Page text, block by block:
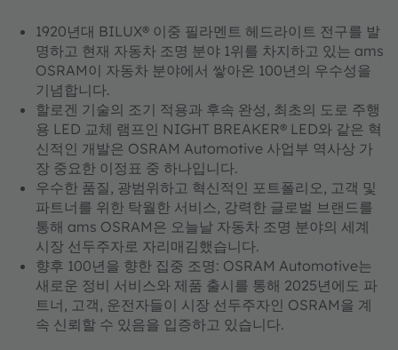
1920년대 BILUX® 이중 필라멘트 헤드라이트 전구를 발
명하고 현재 자동차 조명 분야 1위를 차지하고 있는 ams
OSRAM이 자동차 분야에서 쌓아온 100년의 우수성을
기념합니다.
할로겐 기술의 조기 적용과 후속 완성, 최초의 도로 주행
용 LED 교체 램프인 NIGHT BREAKER® LED와 같은 혁
신적인 개발은 OSRAM Automotive 사업부 역사상 가
장 중요한 이정표 중 하나입니다.
우수한 품질, 광범위하고 혁신적인 포트폴리오, 고객 및
파트너를 위한 탁월한 서비스, 강력한 글로벌 브랜드를
통해 ams OSRAM은 오늘날 자동차 조명 분야의 세계
시장 선두주자로 자리매김했습니다.
향후 100년을 향한 집중 조명: OSRAM Automotive는
새로운 정비 서비스와 제품 출시를 통해 2025년에도 파
트너, 고객, 운전자들이 시장 선두주자인 OSRAM을 계
속 신뢰할 수 있음을 입증하고 있습니다.